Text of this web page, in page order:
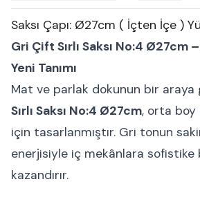
Saksı Çapı: Ø27cm ( İçten İçe )
Gri Çift Sırlı Saksı No:4 Ø27cm
Yeni Tanımı
Mat ve parlak dokunun bir araya
Sırlı Saksı No:4 Ø27cm, orta boy
için tasarlanmıştır. Gri tonun
enerjisiyle iç mekânlara sofistike
kazandırır.